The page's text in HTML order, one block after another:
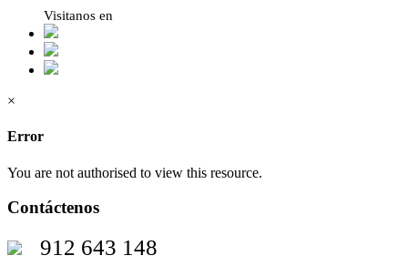
Visitanos en
×
Error
You are not authorised to view this resource.
Contáctenos
912 643 148